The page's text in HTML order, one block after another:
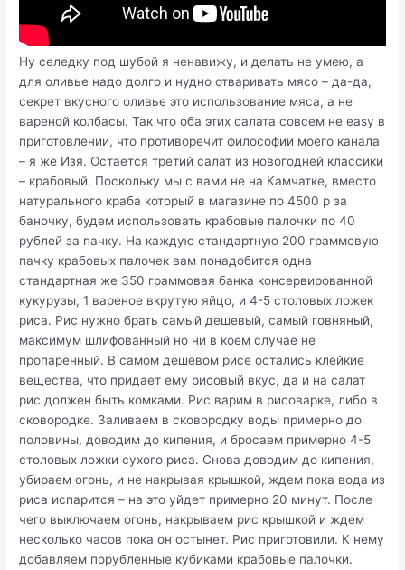
Ну селедку под шубой я ненавижу, и делать не умею, а
для оливье надо долго и нудно отваривать мясо – да-да,
секрет вкусного оливье это использование мяса, а не
вареной колбасы. Так что оба этих салата совсем не easy в
приготовлении, что противоречит философии моего канала
– я же Изя. Остается третий салат из новогодней классики
– крабовый. Поскольку мы с вами не на Камчатке, вместо
натурального краба который в магазине по 4500 р за
баночку, будем использовать крабовые палочки по 40
рублей за пачку. На каждую стандартную 200 граммовую
пачку крабовых палочек вам понадобится одна
стандартная же 350 граммовая банка консервированной
кукурузы, 1 вареное вкрутую яйцо, и 4-5 столовых ложек
риса. Рис нужно брать самый дешевый, самый говняный,
максимум шлифованный но ни в коем случае не
пропаренный. В самом дешевом рисе остались клейкие
вещества, что придает ему рисовый вкус, да и на салат
рис должен быть комками. Рис варим в рисоварке, либо в
сковородке. Заливаем в сковородку воды примерно до
половины, доводим до кипения, и бросаем примерно 4-5
столовых ложки сухого риса. Снова доводим до кипения,
убираем огонь, и не накрывая крышкой, ждем пока вода из
риса испарится – на это уйдет примерно 20 минут. После
чего выключаем огонь, накрываем рис крышкой и ждем
несколько часов пока он остынет. Рис приготовили. К нему
добавляем порубленные кубиками крабовые палочки.